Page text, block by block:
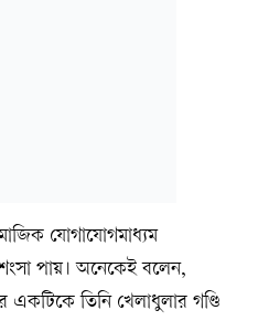
যোগাযোগমাধ্যম
পায়। অনেকেই বলেন,
তিনি খেলাধুলার গণ্ডি